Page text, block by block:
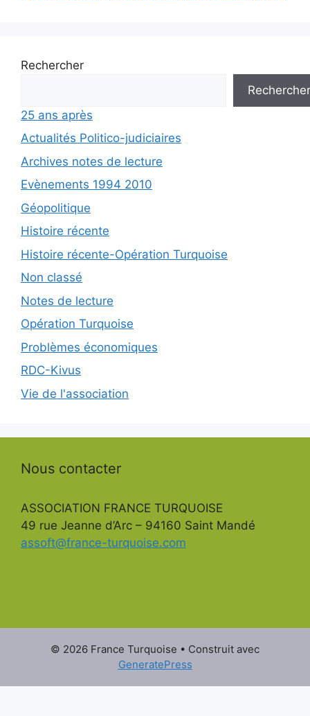
Rechercher
Rechercher
25 ans après
Actualités Politico-judiciaires
Archives notes de lecture
Evènements 1994 2010
Géopolitique
Histoire récente
Histoire récente-Opération Turquoise
Non classé
Notes de lecture
Opération Turquoise
Problèmes économiques
RDC-Kivus
Vie de l'association
Nous contacter
ASSOCIATION FRANCE TURQUOISE
49 rue Jeanne d’Arc – 94160 Saint Mandé
assoft@france-turquoise.com
© 2026 France Turquoise • Construit avec
GeneratePress